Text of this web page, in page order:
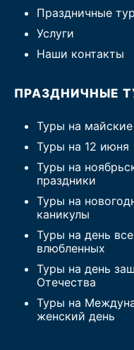
Праздничные
Услуги
Наши контакты
ПРАЗДНИЧНЫЕ
Туры на
Туры на 12 июня
Туры на
праздники
Туры на
каникулы
Туры на день
влюбленных
Туры на день
Отечества
Туры на
женский день